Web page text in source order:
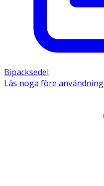
Bipacksedel
Läs noga före användning